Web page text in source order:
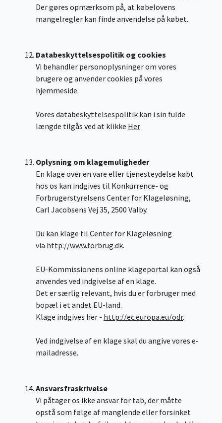
Der gøres opmærksom på, at købelovens
mangelregler kan finde anvendelse på købet.
Databeskyttelsespolitik og cookies
Vi behandler personoplysninger om vores
brugere og anvender cookies på vores
hjemmeside.
Vores databeskyttelsespolitik kan i sin fulde
længde tilgås ved at klikke Her
Oplysning om klagemuligheder
En klage over en vare eller tjenesteydelse købt
hos os kan indgives til Konkurrence- og
Forbrugerstyrelsens Center for Klageløsning,
Carl Jacobsens Vej 35, 2500 Valby.
Du kan klage til Center for Klageløsning
via http://www.forbrug.dk.
EU-Kommissionens online klageportal kan også
anvendes ved indgivelse af en klage.
Det er særlig relevant, hvis du er forbruger med
bopæl i et andet EU-land.
Klage indgives her - http://ec.europa.eu/odr.
Ved indgivelse af en klage skal du angive vores e-
mailadresse.
Ansvarsfraskrivelse
Vi påtager os ikke ansvar for tab, der måtte
opstå som følge af manglende eller forsinket